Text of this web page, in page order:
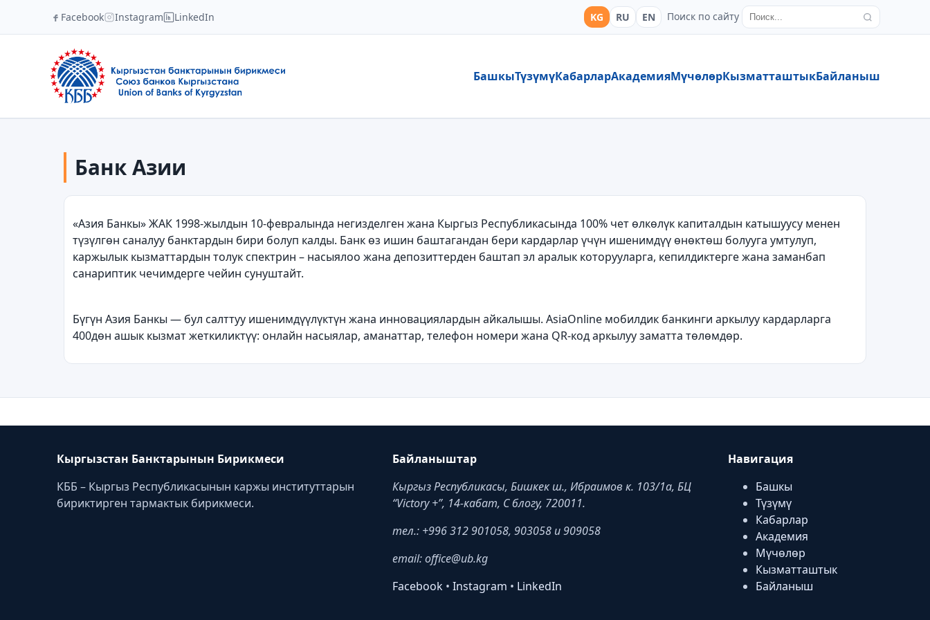
Facebook Instagram LinkedIn KG RU EN Поиск по сайту
БашкыТүзүмүКабарларАкадемияМүчөлөрКызматташтыкБайланыш
Банк Азии
«Азия Банкы» ЖАК 1998-жылдын 10-февралында негизделген жана Кыргыз Республикасында 100% чет өлкөлүк капиталдын катышуусу менен
түзүлгөн саналуу банктардын бири болуп калды. Банк өз ишин баштагандан бери кардарлар үчүн ишенимдүү өнөктөш болууга умтулуп,
каржылык кызматтардын толук спектрин – насыялоо жана депозиттерден баштап эл аралык которууларга, кепилдиктерге жана заманбап
санариптик чечимдерге чейин сунуштайт.
Бүгүн Азия Банкы — бул салттуу ишенимдүүлүктүн жана инновациялардын айкалышы. AsiaOnline мобилдик банкинги аркылуу кардарларга
400дөн ашык кызмат жеткиликтүү: онлайн насыялар, аманаттар, телефон номери жана QR-код аркылуу заматта төлөмдөр.
Кыргызстан Банктарынын Бирикмеси
КББ – Кыргыз Республикасынын каржы институттарын
бириктирген тармактык бирикмеси.
Байланыштар
Кыргыз Республикасы, Бишкек ш., Ибраимов к. 103/1a, БЦ
“Victory +”, 14-кабат, C блогу, 720011.
тел.: +996 312 901058, 903058 и 909058
email: office@ub.kg
Facebook• Instagram • LinkedIn
Навигация
Башкы
Түзүмү
Кабарлар
Академия
Мүчөлөр
Кызматташтык
Байланыш